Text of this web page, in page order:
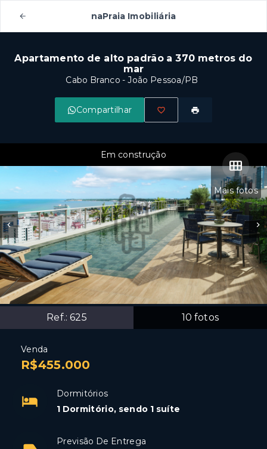
naPraia Imobiliária
Apartamento de alto padrão a 370 metros do
mar
Cabo Branco - João Pessoa/PB
Compartilhar
Mais fotos
Ref.:625 10 fotos
Em construção
Venda
R$455.000
Dormitórios
1 Dormitório, sendo 1 suíte
Previsão De Entrega